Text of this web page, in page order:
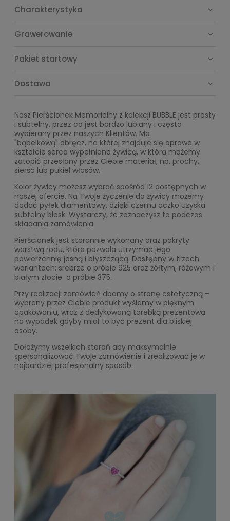
Charakterystyka
Grawerowanie
Pakiet startowy
Dostawa
Nasz Pierścionek Memorialny z kolekcji BUBBLE jest prosty
i subtelny, przez co jest bardzo lubiany i często
wybierany przez naszych Klientów. Ma
"bąbelkową" obręcz, na której znajduje się oprawa w
kształcie serca wypełniona żywicą, w którą możemy
zatopić przesłany przez Ciebie materiał, np. prochy,
sierść lub pukiel włosów.
Kolor żywicy możesz wybrać spośród 12 dostępnych w
naszej ofercie. Na Twoje życzenie do żywicy możemy
dodać pyłek diamentowy, dzięki czemu oczko uzyska
subtelny blask. Wystarczy, że zaznaczysz to podczas
składania zamówienia.
Pierścionek jest starannie wykonany oraz pokryty
warstwą rodu, która pozwala utrzymać jego
powierzchnię jasną i błyszczącą. Dostępny w trzech
wariantach: srebrze o próbie 925 oraz żółtym, różowym i
białym złocie o próbie 375.
Przy realizacji zamówień dbamy o stronę estetyczną –
wybrany przez Ciebie produkt wyślemy w pięknym
opakowaniu, wraz z dedykowaną torebką prezentową
na wypadek gdyby miał to być prezent dla bliskiej
osoby.
Dołożymy wszelkich starań aby maksymalnie
spersonalizować Twoje zamówienie i zrealizować je w
najbardziej profesjonalny sposób.